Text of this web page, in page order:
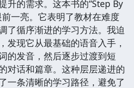
升的需求。这本书的“Step By
一亮。它表明了教材在难度
了循序渐进的学习方法。我迫
发现它从最基础的语音入手，
的发音，然后逐步过渡到短
对话和篇章。这种层层递进的
一条清晰的学习路径，避免了